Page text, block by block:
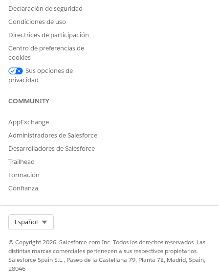
permisos o grupos de conjuntos de permisos a usuarios
basándose en sus funciones en el servicio de TI y el
equipo de gestión de activos. Utilice estos permisos para
un seguimiento de datos financieros.
¿RESOLVIÓ ESTE ARTÍCULO SU PROBLEMA?
Declaración de seguridad
Condiciones de uso
Directrices de participación
Centro de preferencias de
cookies
Sus opciones de
privacidad
COMMUNITY
AppExchange
Administradores de Salesforce
Desarrolladores de Salesforce
Trailhead
Formación
Confianza
Español
© Copyright 2026, Salesforce.com Inc. Todos los derechos reservados. Las
distintas marcas comerciales pertenecen a sus respectivos propietarios.
Salesforce Spain S.L., Paseo de la Castellana 79, Planta 7ª, Madrid, Spain,
28046